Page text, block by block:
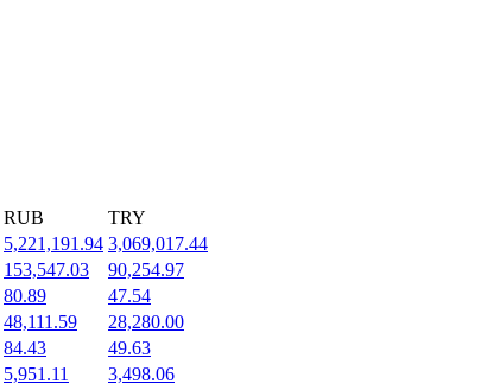
RUB
TRY
5,221,191.94 3,069,017.44
153,547.03
90,254.97
80.89
47.54
48,111.59
28,280.00
84.43
49.63
5,951.11
3,498.06